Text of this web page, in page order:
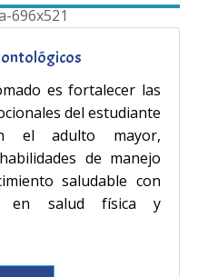
es fortalecer las
del estudiante
el adulto mayor,
de manejo
saludable con
en salud física y